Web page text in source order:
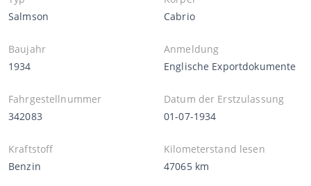
Salmson
Cabrio
Baujahr
1934
Anmeldung
Englische Exportdokumente
Fahrgestellnummer
342083
Datum der Erstzulassung
01-07-1934
Kraftstoff
Benzin
Kilometerstand lesen
47065 km